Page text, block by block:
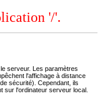
'/'.
serveur. Les paramètres
l'affichage à distance
sécurité). Cependant, ils
sur l'ordinateur serveur local.